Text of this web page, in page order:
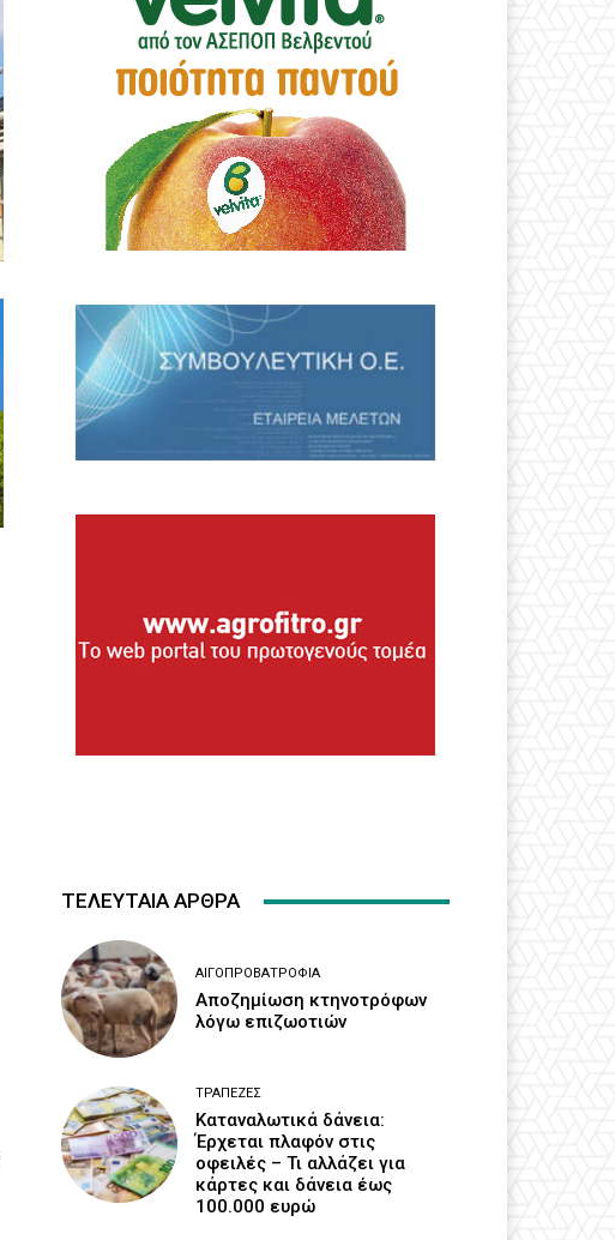
ΤΕΛΕΥΤΑΙΑ ΑΡΘΡΑ
ΑΙΓΟΠΡΟΒΑΤΡΟΦΊΑ
Αποζημίωση κτηνοτρόφων
λόγω επιζωοτιών
ΤΡΆΠΕΖΕΣ
Καταναλωτικά δάνεια:
Έρχεται πλαφόν στις
οφειλές – Τι αλλάζει για
κάρτες και δάνεια έως
100.000 ευρώ